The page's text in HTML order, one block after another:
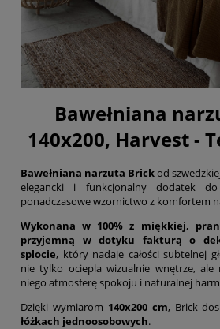
Bawełniana
140x200, Harvest -
Bawełniana narzuta Brickod
elegancki i funkcjonalny dodatek
ponadczasowe wzornictwo z komfortem
Wykonana w 100% z miękkiej,
przyjemną w dotyku fakturą o
splocie, który nadaje całości subtelnej
nie tylko ociepla wizualnie wnętrze, ale
niego atmosferę spokoju i naturalnej
Dzięki wymiarom 140x200 cm, Brick
łóżkach jednoosobowych.